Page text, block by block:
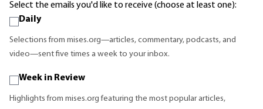
Select the emails you'd like to receive (choose at least one):
Daily
Selections from mises.org—articles, commentary, podcasts, and
video—sent five times a week to your inbox.
Week in Review
Highlights from mises.org featuring the most popular articles,